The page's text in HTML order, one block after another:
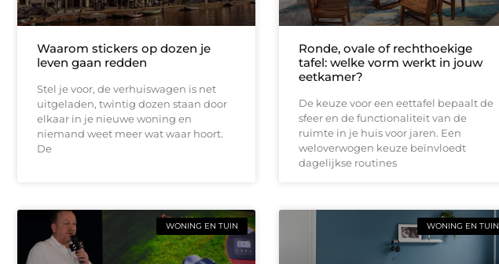
Waarom stickers op dozen je
leven gaan redden
Stel je voor, de verhuiswagen is net
uitgeladen, twintig dozen staan door
elkaar in je nieuwe woning en
niemand weet meer wat waar hoort.
De
Ronde, ovale of rechthoekige
tafel: welke vorm werkt in jouw
eetkamer?
De keuze voor een eettafel bepaalt de
sfeer en de functionaliteit van de
ruimte in je huis voor jaren. Een
weloverwogen keuze beïnvloedt
dagelijkse routines
WONING EN TUIN WONING EN TUIN